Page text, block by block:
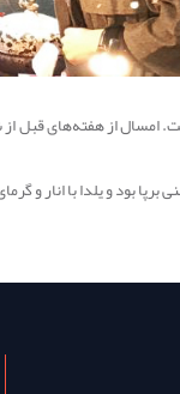
داشت. امسال از هفته‌های
بود و یلدا با انار و